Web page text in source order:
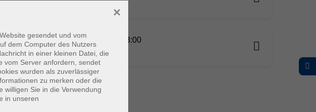
Mo. 21.09.2026 18:00
Würzburg
gesendet und vom
dem Computer des Nutzers
in einer kleinen Datei, die
vom Server anfordern, sendet
wurden als zuverlässiger
zu merken oder die
willigen Sie in die Verwendung
in unseren
×